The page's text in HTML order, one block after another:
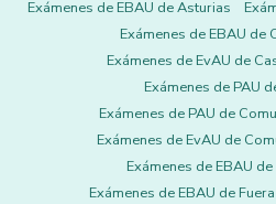
Exámenes de EBAU de Asturias
Exámenes de EBAU de
Exámenes de EvAU de
Exámenes de PAU
Exámenes de PAU de
Exámenes de EvAU de
Exámenes de EBAU
Exámenes de EBAU de